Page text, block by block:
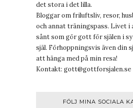
det stora i det lilla.
Bloggar om friluftsliv, resor,
och annat träningspass. Livet i
sånt som gör gott för själen i
själ. Förhoppningsvis även din
att hänga med på min resa!
Kontakt: gott@gottforsjalen.se
FÖLJ MINA SOCIALA